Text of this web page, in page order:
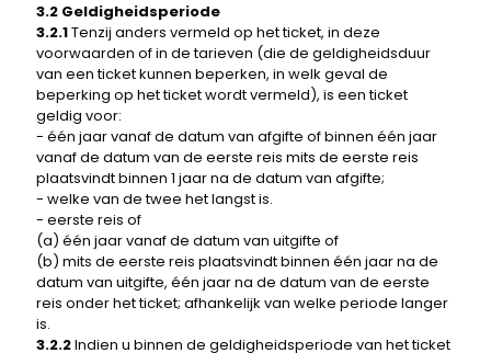
3.2 Geldigheidsperiode
3.2.1Tenzij anders vermeld op het ticket, in deze
voorwaarden of in de tarieven (die de geldigheidsduur
van een ticket kunnen beperken, in welk geval de
beperking op het ticket wordt vermeld), is een ticket
geldig voor:
- één jaar vanaf de datum van afgifte of binnen één jaar
vanaf de datum van de eerste reis mits de eerste reis
plaatsvindt binnen 1 jaar na de datum van afgifte;
- welke van de twee het langst is.
- eerste reis of
(a) één jaar vanaf de datum van uitgifte of
(b) mits de eerste reis plaatsvindt binnen één jaar na de
datum van uitgifte, één jaar na de datum van de eerste
reis onder het ticket; afhankelijk van welke periode langer
is.
3.2.2Indien u binnen de geldigheidsperiode van het ticket